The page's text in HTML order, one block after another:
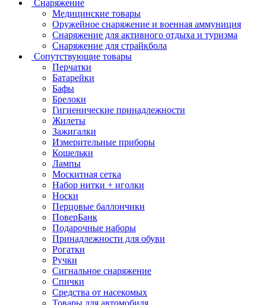
Снаряжение
Медицинские товары
Оружейное снаряжение и военная аммуниция
Снаряжение для активного отдыха и туризма
Снаряжение для страйкбола
Сопутствующие товары
Перчатки
Батарейки
Бафы
Брелоки
Гигиенические принадлежности
Жилеты
Зажигалки
Измерительные приборы
Кошельки
Лампы
Москитная сетка
Набор нитки + иголки
Носки
Перцовые баллончики
ПоверБанк
Подарочные наборы
Принадлежности для обуви
Рогатки
Ручки
Сигнальное снаряжение
Спички
Средства от насекомых